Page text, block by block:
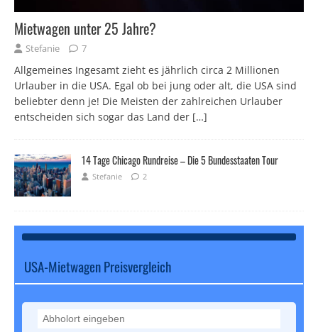
Mietwagen unter 25 Jahre?
Stefanie 7
Allgemeines Ingesamt zieht es jährlich circa 2 Millionen
Urlauber in die USA. Egal ob bei jung oder alt, die USA sind
beliebter denn je! Die Meisten der zahlreichen Urlauber
entscheiden sich sogar das Land der […]
14 Tage Chicago Rundreise – Die 5 Bundesstaaten Tour
Stefanie 2
USA-Mietwagen Preisvergleich